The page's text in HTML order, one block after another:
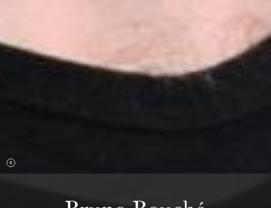
mercredi 19 août 2026